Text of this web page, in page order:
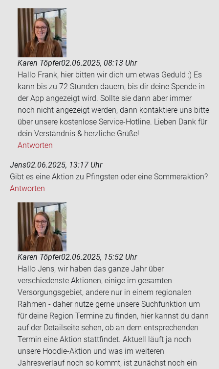
Karen Töpfer02.06.2025, 08:13 Uhr
Hallo Frank, hier bitten wir dich um etwas Geduld :) Es
kann bis zu 72 Stunden dauern, bis dir deine Spende in
der App angezeigt wird. Sollte sie dann aber immer
noch nicht angezeigt werden, dann kontaktiere uns bitte
über unsere kostenlose Service-Hotline. Lieben Dank für
dein Verständnis & herzliche Grüße!
Antworten
Jens02.06.2025, 13:17 Uhr
Gibt es eine Ak­ti­on zu Pfings­ten oder eine Som­mer­ak­ti­on?
Antworten
Karen Töpfer02.06.2025, 15:52 Uhr
Hallo Jens, wir haben das ganze Jahr über
verschiedenste Aktionen, einige im gesamten
Versorgungsgebiet, andere nur in einem regionalen
Rahmen - daher nutze gerne unsere Suchfunktion um
für deine Region Termine zu finden, hier kannst du dann
auf der Detailseite sehen, ob an dem entsprechenden
Termin eine Aktion stattfindet. Aktuell läuft ja noch
unsere Hoodie-Aktion und was im weiteren
Jahresverlauf noch so kommt, ist zunächst noch ein